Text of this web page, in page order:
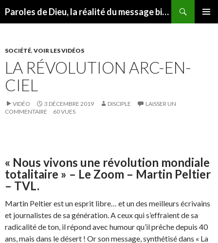
Paroles de Dieu, la réalité du message biblique
SOCIÉTÉ, VOIR LES VIDÉOS
LA RÉVOLUTION ARC-EN-
CIEL
VIDÉO 3 DÉCEMBRE 2019 DISCIPLE
LAISSER UN
COMMENTAIRE
60 VUES
« Nous vivons une révolution mondiale
totalitaire » – Le Zoom – Martin Peltier
– TVL.
Martin Peltier est un esprit libre… et un des meilleurs écrivains
et journalistes de sa génération. A ceux qui s’effraient de sa
radicalité de ton, il répond avec humour qu’il prêche depuis 40
ans, mais dans le désert ! Or son message, synthétisé dans « La